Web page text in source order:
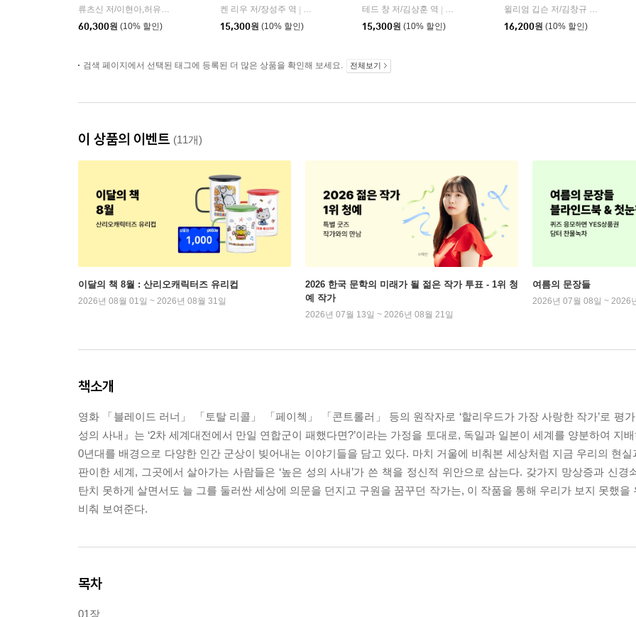
류츠신 저/이현아,허유영 공역
자음과모음
60,300원 (10% 할인)
켄 리우 저/장성주 역
황금가지
15,300원 (10% 할인)
테드 창 저/김상훈 역
엘리
15,300원 (10% 할인)
윌리엄 깁슨 저/김창규 역
16,200원 (10% 할인)
검색 페이지에서 선택된 태그에 등록된 더 많은 상품을 확인해 보세요. 전체보기
이 상품의 이벤트 (11개)
이달의 책 8월 : 산리오캐릭터즈 유리컵
2026년 08월 01일 ~ 2026년 08월 31일
2026 한국 문학의 미래가 될 젊은 작가 투표 - 1위 청
예 작가
2026년 07월 13일 ~ 2026년 08월 21일
여름의 문장들
2026년 07월 08일 ~ 2026
책소개
영화 「블레이드 러너」 「토탈 리콜」 「페이첵」 「콘트롤러」 등의 원작자로 ‘할리우드가 가장 사랑한 작가’로 평
성의 사내』는 ‘2차 세계대전에서 만일 연합군이 패했다면?’이라는 가정을 토대로, 독일과 일본이 세계를 양분하여 지
0년대를 배경으로 다양한 인간 군상이 빚어내는 이야기들을 담고 있다. 마치 거울에 비춰본 세상처럼 지금 우리의 현
판이한 세계, 그곳에서 살아가는 사람들은 ‘높은 성의 사내’가 쓴 책을 정신적 위안으로 삼는다. 갖가지 망상증과 신경
탄치 못하게 살면서도 늘 그를 둘러싼 세상에 의문을 던지고 구원을 꿈꾸던 작가는, 이 작품을 통해 우리가 보지 못했을
비춰 보여준다.
목차
01장